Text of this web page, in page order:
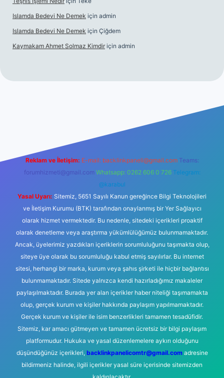
Islamda Bedevi Ne Demek için admin
Islamda Bedevi Ne Demek için Çiğdem
Kaymakam Ahmet Solmaz Kimdir için admin
Reklam ve İletişim: E-mail: backlinkpaneli@gmail.com Teams:
forumhizmeti@gmail.com Whatsapp: 0262 606 0 726 Telegram:
@karabul
Yasal Uyarı: Sitemiz, 5651 Sayılı Kanun gereğince Bilgi Teknolojileri
ve İletişim Kurumu (BTK) tarafından onaylanmış bir Yer Sağlayıcı
olarak hizmet vermektedir. Bu nedenle, sitedeki içerikleri proaktif
olarak denetleme veya araştırma yükümlülüğümüz bulunmamaktadır.
Ancak, üyelerimiz yazdıkları içeriklerin sorumluluğunu taşımakta olup,
siteye üye olarak bu sorumluluğu kabul etmiş sayılırlar. Bu internet
sitesi, herhangi bir marka, kurum veya şahıs şirketi ile hiçbir bağlantısı
bulunmamaktadır. Sitede yalnızca kendi hazırladığımız makaleler
paylaşılmaktadır. Burada yer alan içerikler haber niteliği taşımamakta
olup, gerçek kurum ve kişiler hakkında paylaşım yapılmamaktadır.
Gerçek kurum ve kişiler ile isim benzerlikleri tamamen tesadüfidir.
Sitemiz, kar amacı gütmeyen ve tamamen ücretsiz bir bilgi paylaşım
platformudur. Hukuka ve yasal düzenlemelere aykırı olduğunu
düşündüğünüz içerikleri, backlinkpanelicomtr@gmail.comadresine
bildirmeniz halinde, ilgili içerikler yasal süre içerisinde sitemizden